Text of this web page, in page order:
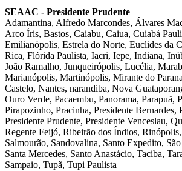
SEAAC - Presidente Prudente
Adamantina, Alfredo Marcondes, Álvares
Arco Íris, Bastos, Caiabu, Caiua, Cuiabá
Emilianópolis, Estrela do Norte, Euclides da
Rica, Flórida Paulista, Iacri, Iepe, Indiana,
João Ramalho, Junqueirópolis, Lucélia,
Marianópolis, Martinópolis, Mirante do
Castelo, Nantes, narandiba, Nova
Ouro Verde, Pacaembu, Panorama, Parapuã,
Pirapozinho, Pracinha, Presidente Bernardes,
Presidente Prudente, Presidente Venceslau,
Regente Feijó, Ribeirão dos Índios, Rinópolis,
Salmourão, Sandovalina, Santo Expedito,
Santa Mercedes, Santo Anastácio, Taciba,
Sampaio, Tupã, Tupi Paulista